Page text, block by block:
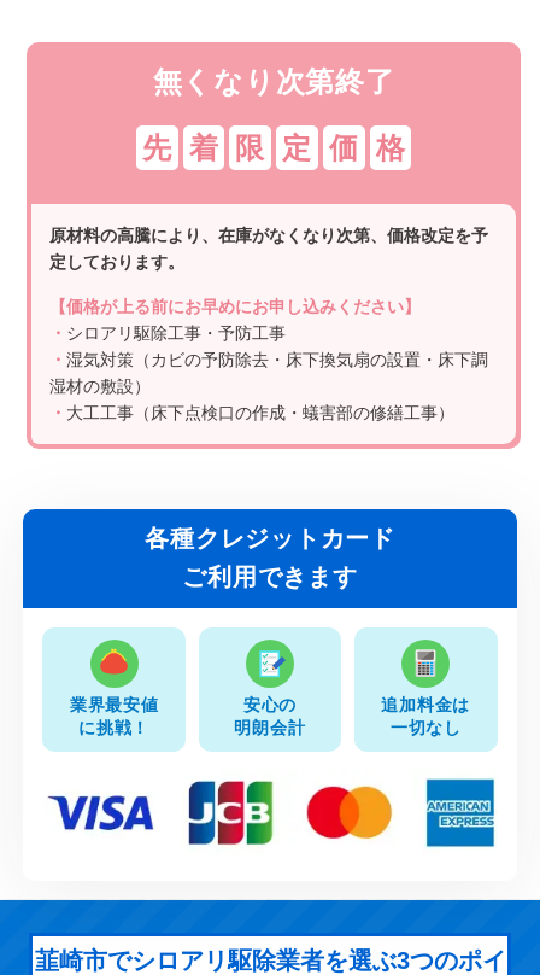
無くなり次第終了
先 着 限 定 価 格
原材料の高騰により、在庫がなくなり次第、価格改定を予
定しております。
【価格が上る前にお早めにお申し込みください】
・ シロアリ駆除工事・予防工事
・湿気対策（カビの予防除去・床下換気扇の設置・床下調
湿材の敷設）
・ 大工工事（床下点検口の作成・蟻害部の修繕工事）
各種クレジットカード
ご利用できます
業界最安値
に挑戦！
安心の
明朗会計
追加料金は
一切なし
韮崎市でシロアリ駆除業者を選ぶ3つのポイ